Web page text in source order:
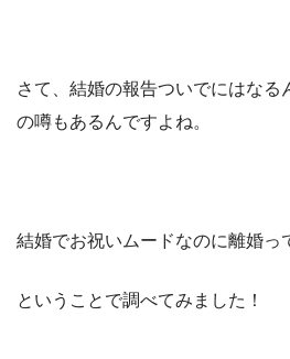
さて、結婚の報告ついでにはなる
の噂もあるんですよね。
結婚でお祝いムードなのに離婚っ
ということで調べてみました！